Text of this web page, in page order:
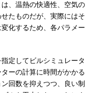
、温熱の快適性、空気の
たものだが、実際にはそ
化するため、各パラメー
定してビルシミュレータ
ーの計算に時間がかかる
回数を抑えつつ、良い制